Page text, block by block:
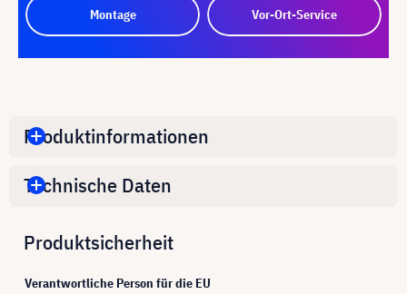
Montage Vor-Ort-Service
Produktinformationen
Technische Daten
Produktsicherheit
Verantwortliche Person für die EU